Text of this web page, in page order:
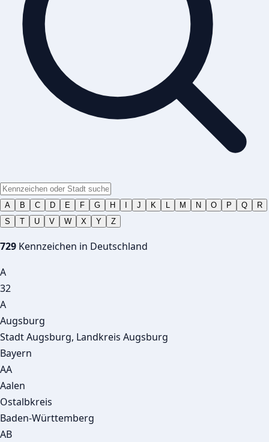
A B C D E F G H J K L M N O P Q
R
S
T U V W X Y Z
729 Kennzeichen in Deutschland
A
32
A
Augsburg
Stadt Augsburg, Landkreis Augsburg
Bayern
AA
Aalen
Ostalbkreis
Baden-Württemberg
AB